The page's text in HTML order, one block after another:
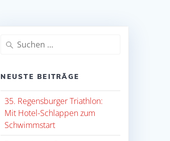
Suche
nach:
NEUSTE BEITRÄGE
35. Regensburger Triathlon:
Mit Hotel-Schlappen zum
Schwimmstart